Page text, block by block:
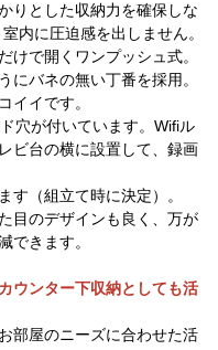
りとした収納力を確保しな
内に圧迫感を出しません。
けで開くワンプッシュ式。
にバネの無い丁番を採用。
イイです。
穴が付いています。Wifiル
ビ台の横に設置して、録画
す（組立て時に決定）。
目のデザインも良く、万が
できます。
ウンター下収納としても活
部屋のニーズに合わせた活